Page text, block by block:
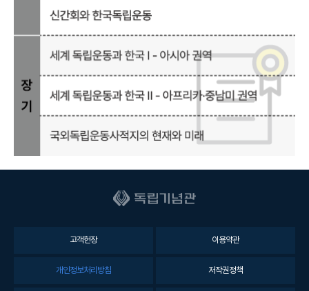
고객헌장 이용약관
개인정보처리방침 저작권정책